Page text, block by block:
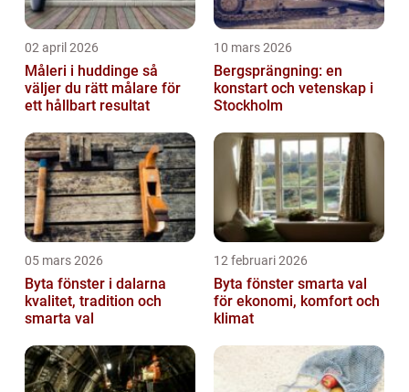
02 april 2026
Måleri i huddinge så
väljer du rätt målare för
ett hållbart resultat
10 mars 2026
Bergsprängning: en
konstart och vetenskap i
Stockholm
05 mars 2026
Byta fönster i dalarna
kvalitet, tradition och
smarta val
12 februari 2026
Byta fönster smarta val
för ekonomi, komfort och
klimat